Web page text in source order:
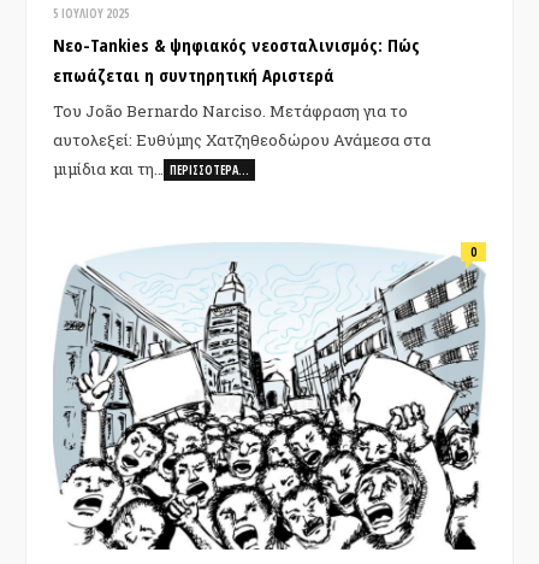
5 ΙΟΥΛΊΟΥ 2025
Νεο-Tankies & ψηφιακός νεοσταλινισμός: Πώς
επωάζεται η συντηρητική Αριστερά
Του João Bernardo Narciso. Μετάφραση για το
αυτολεξεί: Ευθύμης Χατζηθεοδώρου Ανάμεσα στα
μιμίδια και τη… ΠΕΡΙΣΣΌΤΕΡΑ…
0